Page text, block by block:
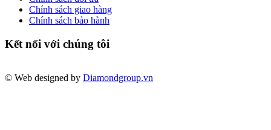
Chính sách giao hàng
Chính sách bảo hành
Kết nối với chúng tôi
© Web designed by Diamondgroup.vn